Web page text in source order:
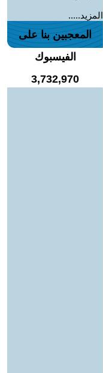
المزيد.....
المعجبين بنا على
الفيسبوك
3,732,970